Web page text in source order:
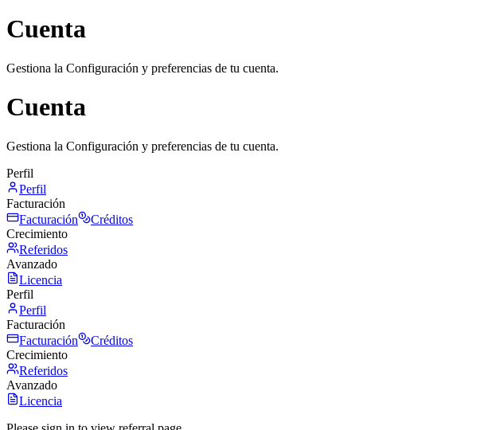
Cuenta
Gestiona la Configuración y preferencias de tu cuenta.
Cuenta
Gestiona la Configuración y preferencias de tu cuenta.
Perfil
Perfil
Facturación
Facturación
Créditos
Crecimiento
Referidos
Avanzado
Licencia
Perfil
Perfil
Facturación
Facturación
Créditos
Crecimiento
Referidos
Avanzado
Licencia